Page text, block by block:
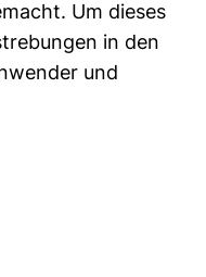
Um dieses
in den
und